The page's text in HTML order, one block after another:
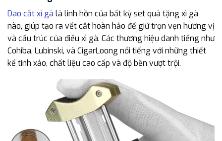
Dao cắt xì gà là linh hồn của bất kỳ set quà tặng xì gà
nào, giúp tạo ra vết cắt hoàn hảo để giữ trọn vẹn hương vị
và cấu trúc của điếu xì gà. Các thương hiệu danh tiếng như
Cohiba, Lubinski, và CigarLoong nổi tiếng với những thiết
kế tinh xảo, chất liệu cao cấp và độ bền vượt trội.